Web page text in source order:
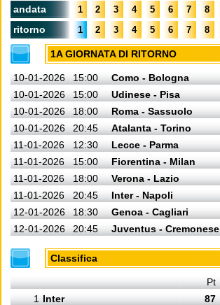
andata 1 2 3 4 5 6 7 8
ritorno 1 2 3 4 5 6 7 8
1A GIORNATA DI RITORNO
10-01-2026 15:00
Como - Bologna
10-01-2026
15:00
Udinese - Pisa
10-01-2026
18:00
Roma - Sassuolo
10-01-2026
20:45
Atalanta - Torino
11-01-2026
12:30
Lecce - Parma
11-01-2026
15:00
Fiorentina - Milan
11-01-2026
18:00
Verona - Lazio
11-01-2026
20:45
Inter - Napoli
12-01-2026
18:30
Genoa - Cagliari
12-01-2026
20:45 Juventus - Cremonese
Classifica
Pt
1 Inter 87